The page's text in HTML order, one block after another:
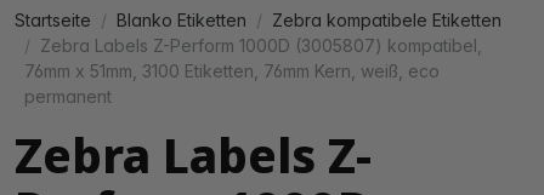
Startseite Blanko Etiketten
Zebra kompatibele Etiketten
Zebra Labels Z-Perform 1000D (3005807) kompatibel,
76mm x 51mm, 3100 Etiketten, 76mm Kern, weiß, eco
permanent
Zebra Labels Z-